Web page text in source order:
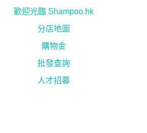
歡迎光臨 Shampoo.hk
分店地圖
購物金
批發查詢
人才招募